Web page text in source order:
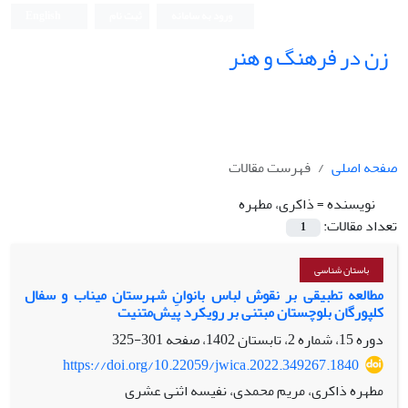
زن در فرهنگ و هنر
صفحه اصلی
فهرست مقالات
نویسنده =ذاکری، مطهره
تعداد مقالات:
1
باستان شناسی
مطالعه تطبیقی بر نقوش لباس بانوانِ شهرستان میناب و سفال
کلپورگان بلوچستان مبتنی بر رویکرد پیش‌متنیت
دوره 15، شماره 2، تابستان 1402، صفحه
301-325
https://doi.org/10.22059/jwica.2022.349267.1840
مطهره ذاکری، مریم محمدی، نفیسه اثنی عشری